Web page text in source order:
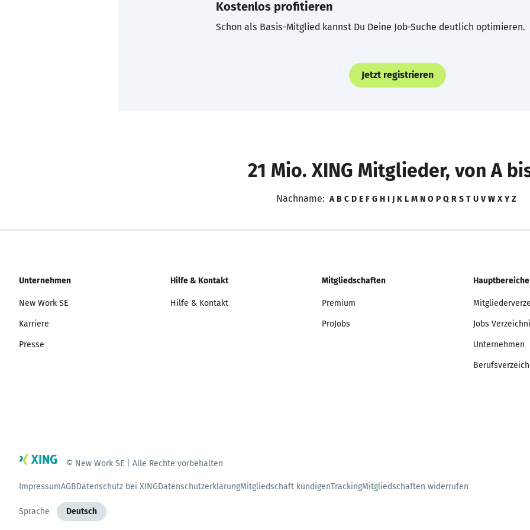
Kostenlos profitieren
Schon als Basis-Mitglied kannst Du Deine Job-Suche deutlich optimieren.
Jetzt registrieren
21 Mio. XING Mitglieder, von A
Nachname: A B C D E F G H I J K L M N O P Q R S T U V W X Y Z
Unternehmen
New Work SE
Karriere
Presse
Hilfe & Kontakt
Hilfe & Kontakt
Mitgliedschaften
Premium
ProJobs
Hauptbereiche
Jobs
Unternehmen
© New Work SE | Alle Rechte vorbehalten
ImpressumAGBDatenschutz bei XINGDatenschutzerklärungMitgliedschaft kündigenTrackingMitgliedschaften widerrufen
Sprache Deutsch